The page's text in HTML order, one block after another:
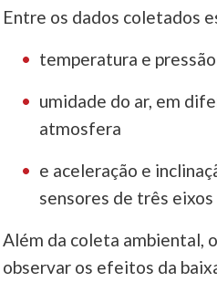
Entre os dados coletados
temperatura e
umidade do ar, em
atmosfera
e aceleração e
sensores de três eixos
Além da coleta ambiental,
observar os efeitos da